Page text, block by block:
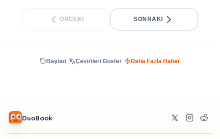
ÖNCEKI SONRAKI
Baştan Çevirileri Göster Daha Fazla Haber
DuoBook